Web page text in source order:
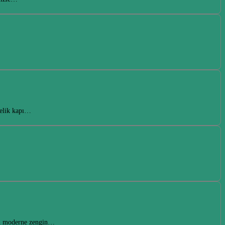
kapı…
moderne zengin…